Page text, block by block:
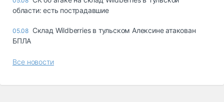
области: есть пострадавшие
05.08 Склад Wildberries в тульском Алексине атакован
БПЛА
Все новости